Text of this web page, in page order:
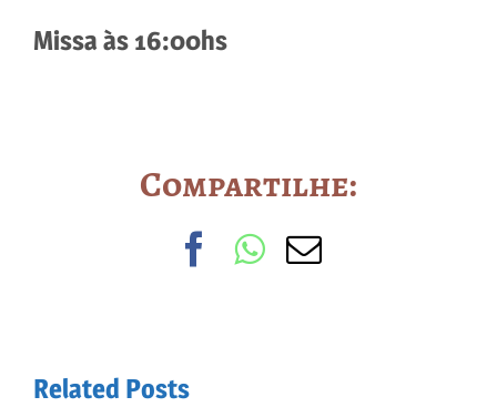
Missa às 16:00hs
Compartilhe:
Facebook
WhatsApp
Email
Related Posts